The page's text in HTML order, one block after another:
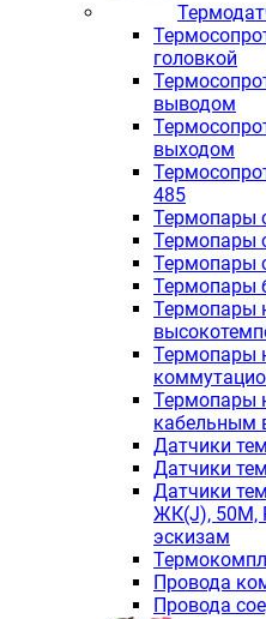
головкой
выводом
выходом
485
Термопары
Термопары
Термопары
Термопары
Термопары
Термопары
Термопары
кабельным
Датчики
Датчики
Датчики
ЖК(J), 50М,
эскизам
Провода
Провода